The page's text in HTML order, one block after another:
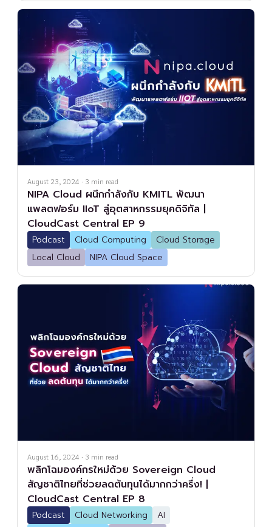
August 23, 2024 · 3 min read
NIPA Cloud ผนึกกำลังกับ KMITL พัฒนา
แพลตฟอร์ม IIoT สู่อุตสาหกรรมยุคดิจิทัล |
CloudCast Central EP 9
Podcast Cloud Computing
Cloud Storage
Local Cloud
NIPA Cloud Space
August 16, 2024 · 3 min read
พลิกโฉมองค์กรใหม่ด้วย Sovereign Cloud
สัญชาติไทยที่ช่วยลดต้นทุนได้มากกว่าครึ่ง! |
CloudCast Central EP 8
Podcast Cloud Networking
AI